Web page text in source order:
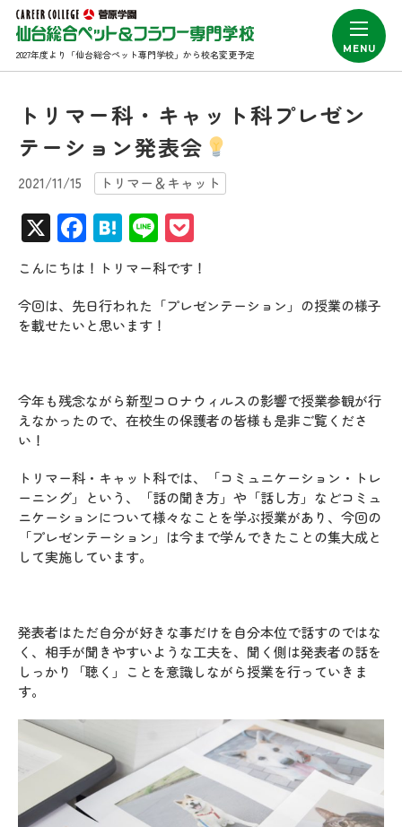
2027年度より「仙台総合ペット専門学校」から校名変更予定
トリマー科・キャット科プレゼン
テーション発表会
2021/11/15 トリマー＆キャット
X Facebook
Hatena
Line
こんにちは！トリマー科です！
今回は、先日行われた「プレゼンテーション」の授業の様子
を載せたいと思います！
今年も残念ながら新型コロナウィルスの影響で授業参観が行
えなかったので、在校生の保護者の皆様も是非ご覧くださ
い！
トリマー科・キャット科では、「コミュニケーション・トレ
ーニング」という、「話の聞き方」や「話し方」などコミュ
ニケーションについて様々なことを学ぶ授業があり、今回の
「プレゼンテーション」は今まで学んできたことの集大成と
して実施しています。
発表者はただ自分が好きな事だけを自分本位で話すのではな
く、相手が聞きやすいような工夫を、聞く側は発表者の話を
しっかり「聴く」ことを意識しながら授業を行っていきま
す。